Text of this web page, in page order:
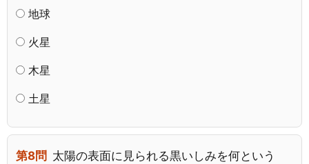
地球
火星
木星
土星
第8問 太陽の表面に見られる黒いしみを何という